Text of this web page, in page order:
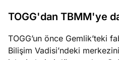
Ağustos
umutlu
TOGG'dan TBMM'ye
TOGG’un önce Gemlik’teki
Bilişim Vadisi’ndeki